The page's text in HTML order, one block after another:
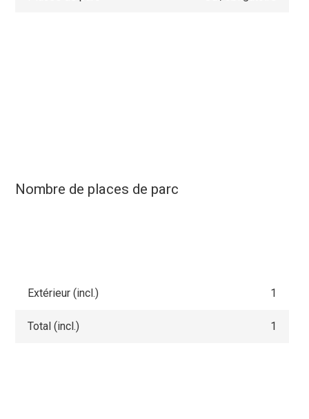
Nombre de places de parc
Extérieur (incl.) 1
Total (incl.) 1